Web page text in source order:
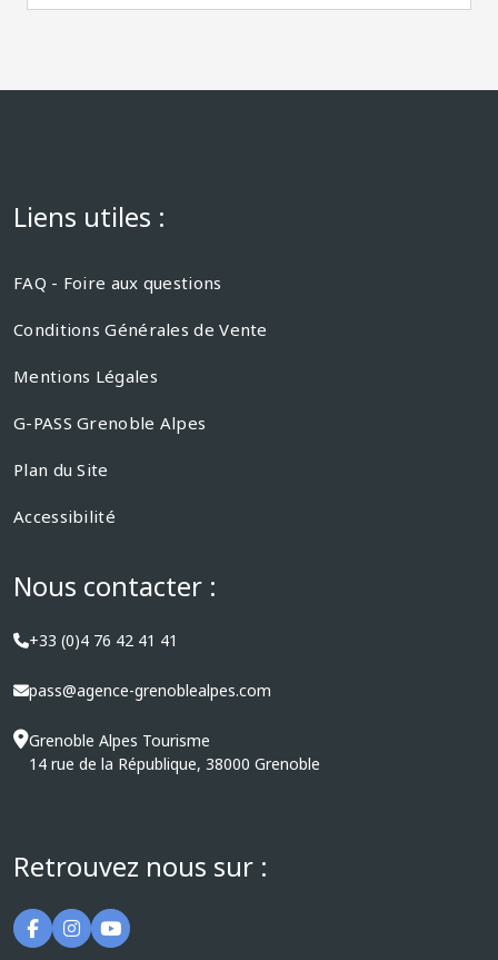
Liens utiles :
FAQ - Foire aux questions
Conditions Générales de Vente
Mentions Légales
G-PASS Grenoble Alpes
Plan du Site
Accessibilité
Nous contacter :
+33 (0)4 76 42 41 41
pass@agence-grenoblealpes.com
Grenoble Alpes Tourisme
14 rue de la République, 38000 Grenoble
Retrouvez nous sur :